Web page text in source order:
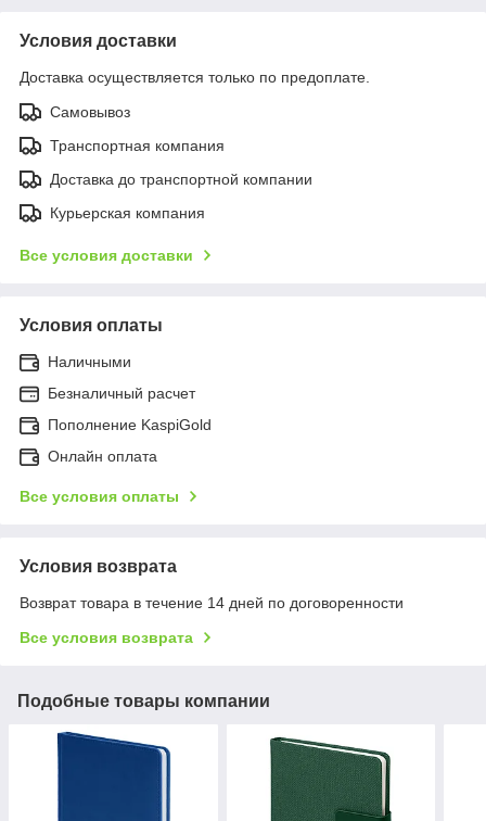
Условия доставки
Доставка осуществляется только по предоплате.
Самовывоз
Транспортная компания
Доставка до транспортной компании
Курьерская компания
Все условия доставки
Условия оплаты
Наличными
Безналичный расчет
Пополнение KaspiGold
Онлайн оплата
Все условия оплаты
Условия возврата
Возврат товара в течение 14 дней по договоренности
Все условия возврата
Подобные товары компании